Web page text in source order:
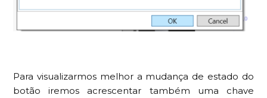
Para visualizarmos melhor a mudança de estado do
botão iremos acrescentar também uma chave